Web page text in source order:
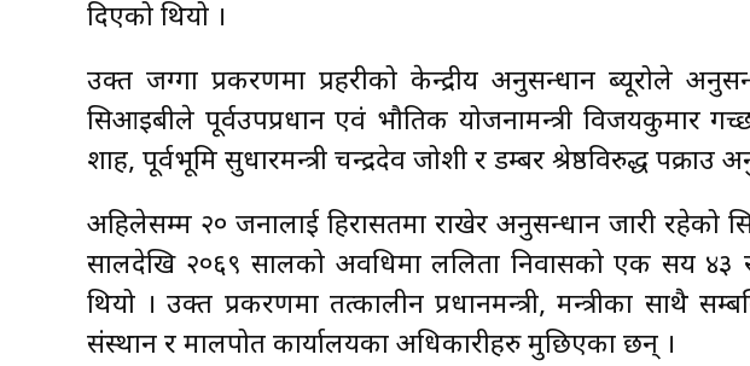
दिएको थियो ।
उक्त जग्गा प्रकरणमा प्रहरीको केन्द्रीय अनुसन्धान ब्यूरोले
सिआइबीले पूर्वउपप्रधान एवं भौतिक योजनामन्त्री विजयकुमार
शाह, पूर्वभूमि सुधारमन्त्री चन्द्रदेव जोशी र डम्बर श्रेष्ठविरुद्ध
अहिलेसम्म २० जनालाई हिरासतमा राखेर अनुसन्धान जारी रहेको
सालदेखि २०६९ सालको अवधिमा ललिता निवासको एक सय ४३
थियो । उक्त प्रकरणमा तत्कालीन प्रधानमन्त्री, मन्त्रीका साथै
संस्थान र मालपोत कार्यालयका अधिकारीहरु मुछिएका छन् ।